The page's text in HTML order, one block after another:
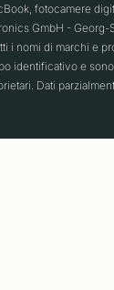
fotocamere
GmbH - Georg-
i nomi di marchi e
identificativo e
Dati